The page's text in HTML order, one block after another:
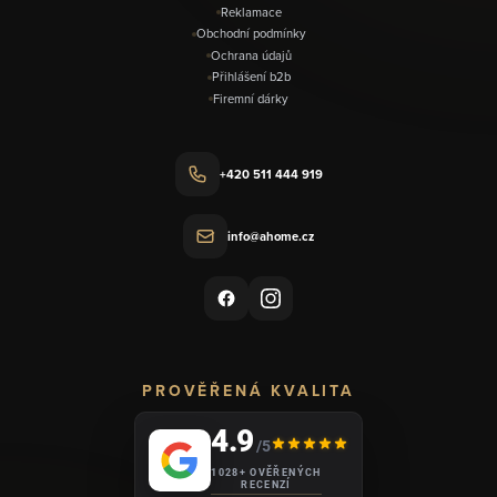
Reklamace
Obchodní podmínky
Ochrana údajů
Přihlášení b2b
Firemní dárky
+420 511 444 919
info@ahome.cz
PROVĚŘENÁ KVALITA
4.9/5
1028+ OVĚŘENÝCH
RECENZÍ